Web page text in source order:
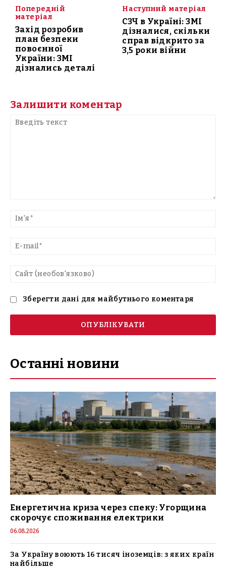
Попередній
матеріал
Захід розробив
план безпеки
повоєнної
України: ЗМІ
дізнались деталі
Наступний матеріал
СЗЧ в Україні: ЗМІ
дізналися, скільки
справ відкрито за
3,5 роки війни
Залишити коментар
текст
Зберегти дані для майбутнього коментаря
Останні новини
Енергетична криза через спеку: Угорщина
скорочує споживання електрики
06.08.2026
За Україну воюють 16 тисяч іноземців: з яких країн
найбільше